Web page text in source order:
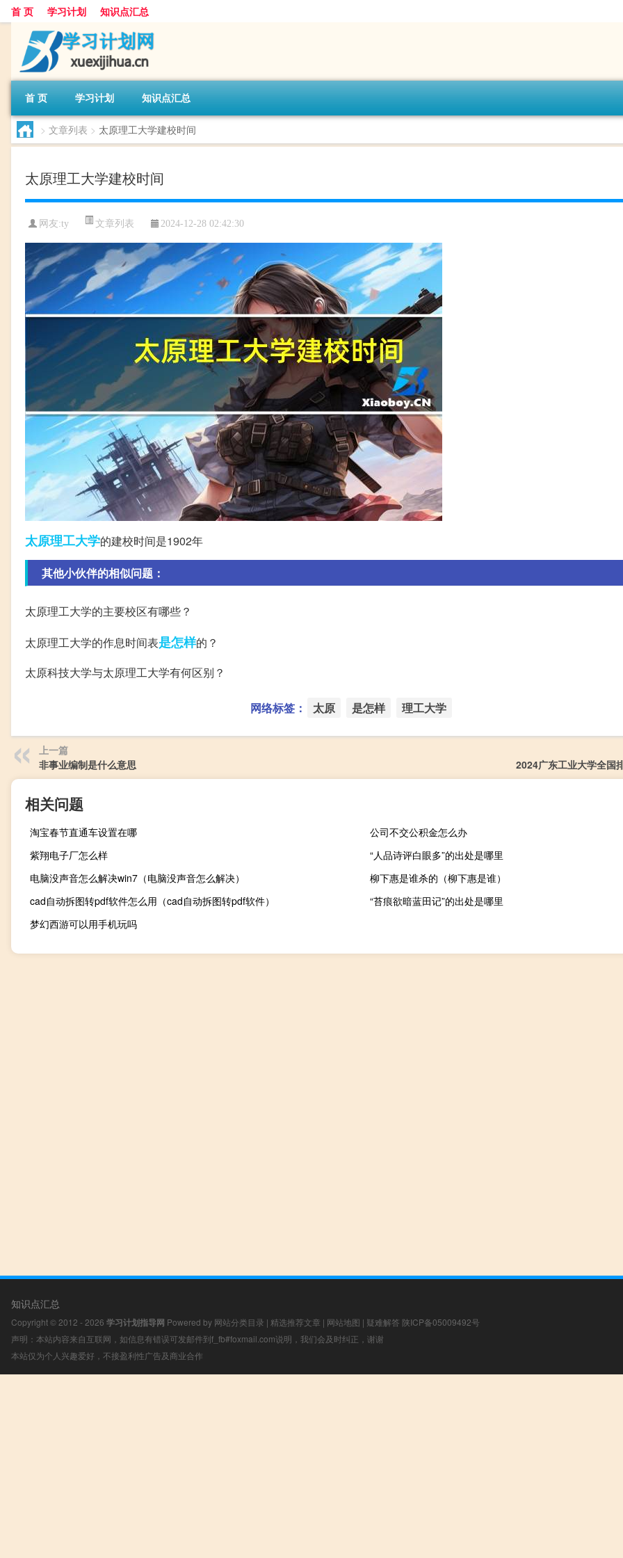
首 页 学习计划 知识点汇总
首 页 学习计划 知识点汇总
> 文章列表 > 太原理工大学建校时间
太原理工大学建校时间
网友:ty 文章列表 2024-12-28 02:42:30
太原理工大学的建校时间是1902年
其他小伙伴的相似问题：
太原理工大学的主要校区有哪些？
太原理工大学的作息时间表是怎样的？
太原科技大学与太原理工大学有何区别？
网络标签： 太原 是怎样 理工大学
上一篇
非事业编制是什么意思
2024广东工业大学全国
相关问题
淘宝春节直通车设置在哪
公司不交公积金怎么办
紫翔电子厂怎么样
“人品诗评白眼多”的出处是哪里
电脑没声音怎么解决win7（电脑没声音怎么解决）
柳下惠是谁杀的（柳下惠是谁）
cad自动拆图转pdf软件怎么用（cad自动拆图转pdf软件）
“苔痕欲暗蓝田记”的出处是哪里
梦幻西游可以用手机玩吗
知识点汇总
Copyright © 2012 - 2026 学习计划指导网 Powered by 网站分类目录 | 精选推荐文章 | 网站地图 | 疑难解答 陕ICP备05009492号
声明：本站内容来自互联网，如信息有错误可发邮件到f_fb#foxmail.com说明，我们会及时纠正，谢谢
本站仅为个人兴趣爱好，不接盈利性广告及商业合作